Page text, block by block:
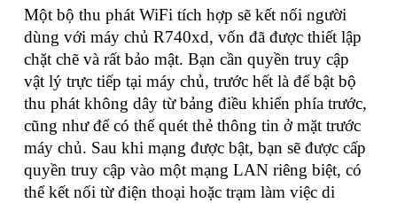
Một bộ thu phát WiFi tích hợp sẽ kết nối người
dùng với máy chủ R740xd, vốn đã được thiết lập
chặt chẽ và rất bảo mật. Bạn cần quyền truy cập
vật lý trực tiếp tại máy chủ, trước hết là để bật bộ
thu phát không dây từ bảng điều khiển phía trước,
cũng như để có thể quét thẻ thông tin ở mặt trước
máy chủ. Sau khi mạng được bật, bạn sẽ được cấp
quyền truy cập vào một mạng LAN riêng biệt, có
thể kết nối từ điện thoại hoặc trạm làm việc di